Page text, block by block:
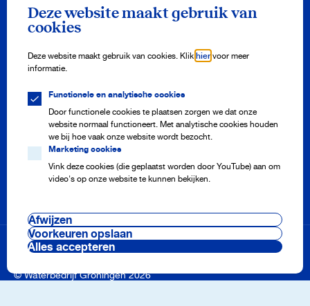
Deze website maakt gebruik van
cookies
Deze website maakt gebruik van cookies. Klik hier voor meer
informatie.
Functionele en analytische cookies
Door functionele cookies te plaatsen zorgen we dat onze
website normaal functioneert. Met analytische cookies houden
we bij hoe vaak onze website wordt bezocht.
Marketing cookies
Vink deze cookies (die geplaatst worden door YouTube) aan om
video's op onze website te kunnen bekijken.
Afwijzen
Voorkeuren opslaan
Alles accepteren
Meterstand doorgeven
Adres aanmelden of afmelden
Storing melden
Veelgestelde vragen
Werken bij
Nieuwsbrief
Meld je aan en ontvang drie keer per jaar onze nieuwsbrief vol
watertips!
© Waterbedrijf Groningen 2026
Cookie voorkeuren
Voorwaarden & regelingen
Disclaimer & privacy